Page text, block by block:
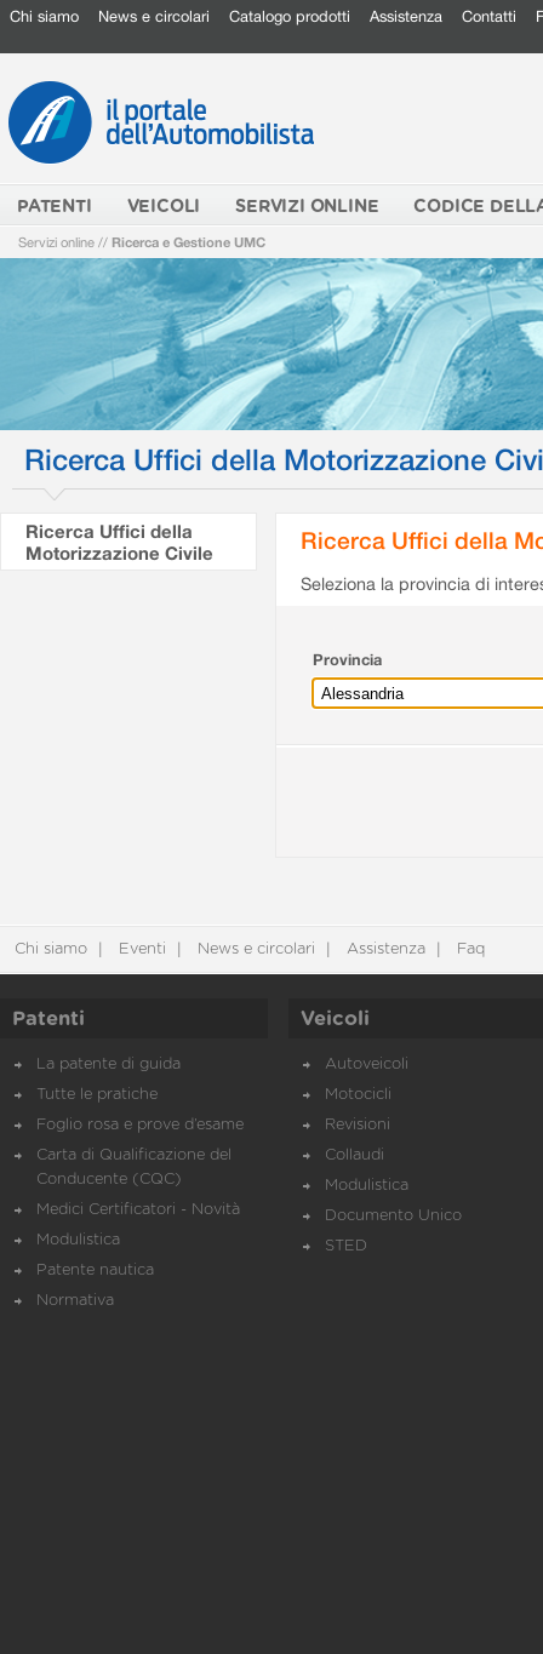
Chi siamo News e circolari Catalogo prodotti Assistenza Contatti
PATENTI VEICOLI SERVIZI ONLINE CODICE
Servizi online // Ricerca e Gestione UMC
Ricerca Uffici della Motorizzazione
Ricerca Uffici della
Motorizzazione Civile
Ricerca Uffici della
Seleziona la provincia di
Provincia
Chi siamo Eventi News e circolari Assistenza Faq
Patenti
La patente di guida
Tutte le pratiche
Foglio rosa e prove d’esame
Carta di Qualificazione del
Conducente (CQC)
Medici Certificatori - Novità
Modulistica
Patente nautica
Normativa
Veicoli
Autoveicoli
Motocicli
Revisioni
Collaudi
Modulistica
Documento Unico
STED